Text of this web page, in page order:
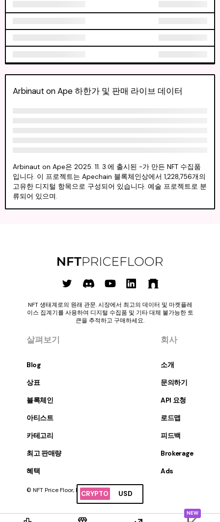
CRYPTO USD
Arbinaut on Ape 하한가 및 판매 라이브 데이터
Arbinaut on Ape은 2025. 11. 3.에 출시된 -가 만든 NFT 수집품
입니다. 이 프로젝트는 Apechain 블록체인상에서 1,228,756개의
고유한 디지털 항목으로 구성되어 있습니다. 예술 프로젝트로 분
류되어 있으며.
NEW
NFT 생태계로의 원래 관문. 시장에서 최고의 데이터 및 마켓플레
이스 집계기를 사용하여 디지털 수집품 및 기타 대체 불가능한 토
큰을 추적하고 구매하세요.
살펴보기
Blog
상표
블록체인
아티스트
카테고리
최고 판매량
혜택
회사
소개
문의하기
API 요청
로드맵
피드백
Brokerage
Ads
© NFT Price Floor, Inc. 판권 소유.